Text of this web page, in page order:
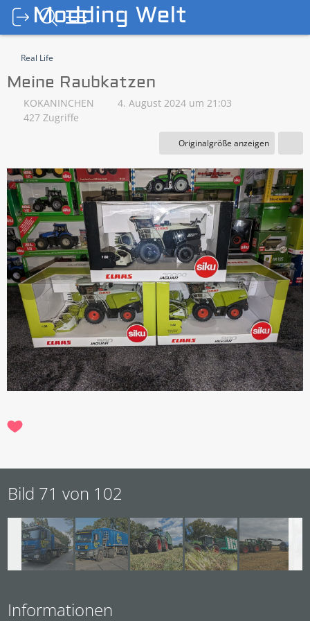
Real Life
Meine Raubkatzen
KOKANINCHEN
4. August 2024 um 21:03
427 Zugriffe
Originalgröße anzeigen
Bild 71 von 102
Informationen